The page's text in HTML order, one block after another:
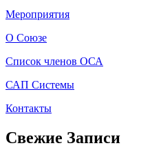
Мероприятия
О Союзе
Список членов ОСА
САП Системы
Контакты
Свежие Записи